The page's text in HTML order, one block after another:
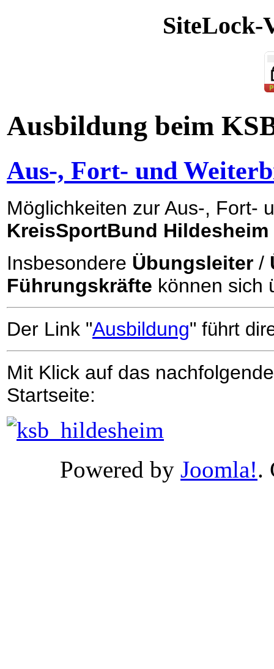
SiteLock-
Ausbildung beim
Aus-, Fort- und
Möglichkeiten zur Aus-, Fort-
KreisSportBund Hildesheim
Insbesondere Übungsleiter /
Führungskräfte können sich
Der Link "Ausbildung" führt
Mit Klick auf das
Startseite:
Powered by Joomla!.